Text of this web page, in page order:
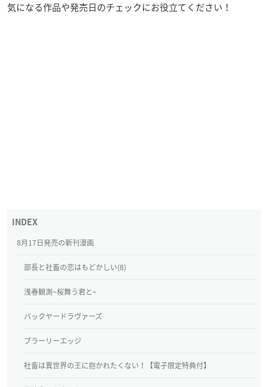
気になる作品や発売日のチェックにお役立てください！
8月17日発売の新刊漫画
部長と社畜の恋はもどかしい(8)
浅春観測~桜舞う君と~
バックヤードラヴァーズ
ブラーリーエッジ
社畜は異世界の王に抱かれたくない！【電子限定特典付】